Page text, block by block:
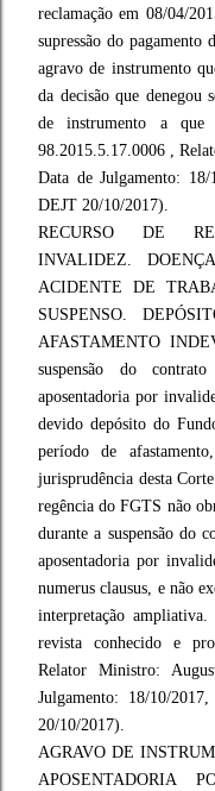
reclamação em 08/04/
supressão do
agravo de instrumento
da decisão que denegou
de instrumento a
98.2015.5.17.0006 ,
Data de Julgamento:
DEJT 20/10/2017).
RECURSO DE
INVALIDEZ.
ACIDENTE DE
SUSPENSO.
AFASTAMENTO
suspensão do
aposentadoria por
devido depósito do
período de
jurisprudência desta
regência do FGTS não
durante a suspensão do
aposentadoria por
numerus clausus, e não
interpretação
revista conhecido e
Relator Ministro:
Julgamento: 18/10/
20/10/2017).
AGRAVO DE
APOSENTADORIA